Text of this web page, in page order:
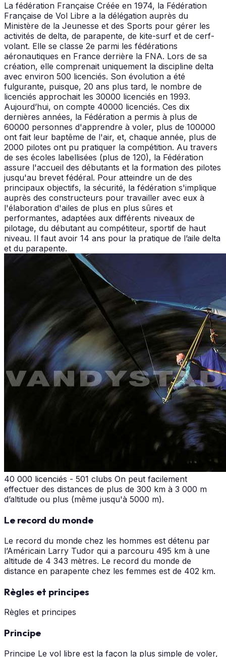
La fédération Française Créée en 1974, la Fédération
Française de Vol Libre a la délégation auprès du
Ministère de la Jeunesse et des Sports pour gérer les
activités de delta, de parapente, de kite-surf et de cerf-
volant. Elle se classe 2e parmi les fédérations
aéronautiques en France derrière la FNA. Lors de sa
création, elle comprenait uniquement la discipline delta
avec environ 500 licenciés. Son évolution a été
fulgurante, puisque, 20 ans plus tard, le nombre de
licenciés approchait les 30000 licenciés en 1993.
Aujourd’hui, on compte 40000 licenciés. Ces dix
dernières années, la Fédération a permis à plus de
60000 personnes d'apprendre à voler, plus de 100000
ont fait leur baptême de l'air, et, chaque année, plus de
2000 pilotes ont pu pratiquer la compétition. Au travers
de ses écoles labellisées (plus de 120), la Fédération
assure l'accueil des débutants et la formation des pilotes
jusqu'au brevet fédéral. Pour atteindre un de des
principaux objectifs, la sécurité, la fédération s'implique
auprès des constructeurs pour travailler avec eux à
l'élaboration d'ailes de plus en plus sûres et
performantes, adaptées aux différents niveaux de
pilotage, du débutant au compétiteur, sportif de haut
niveau. Il faut avoir 14 ans pour la pratique de l’aile delta
et du parapente.
40 000 licenciés - 501 clubs On peut facilement
effectuer des distances de plus de 300 km à 3 000 m
d’altitude ou plus (même jusqu'à 5000 m).
Le record du monde
Le record du monde chez les hommes est détenu par
l’Américain Larry Tudor qui a parcouru 495 km à une
altitude de 4 343 mètres. Le record du monde de
distance en parapente chez les femmes est de 402 km.
Règles et principes
Règles et principes
Principe
Principe Le vol libre est la façon la plus simple de voler,